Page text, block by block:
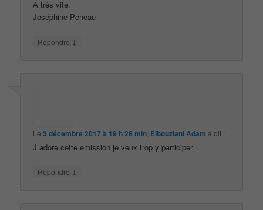
A très vite.
Joséphine Peneau
Répondre ↓
Le3 décembre 2017 à 19 h 28 min Elbouziani Adam a dit :
J adore cette emission je veux trop y participer
Répondre ↓